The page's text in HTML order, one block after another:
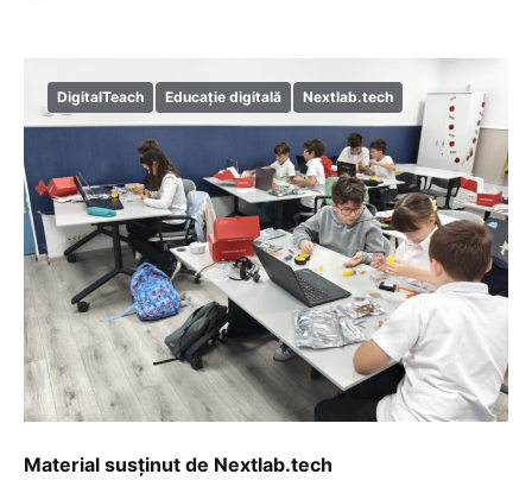
DigitalTeach Educație digitală Nextlab.tech
Material susținut de Nextlab.tech